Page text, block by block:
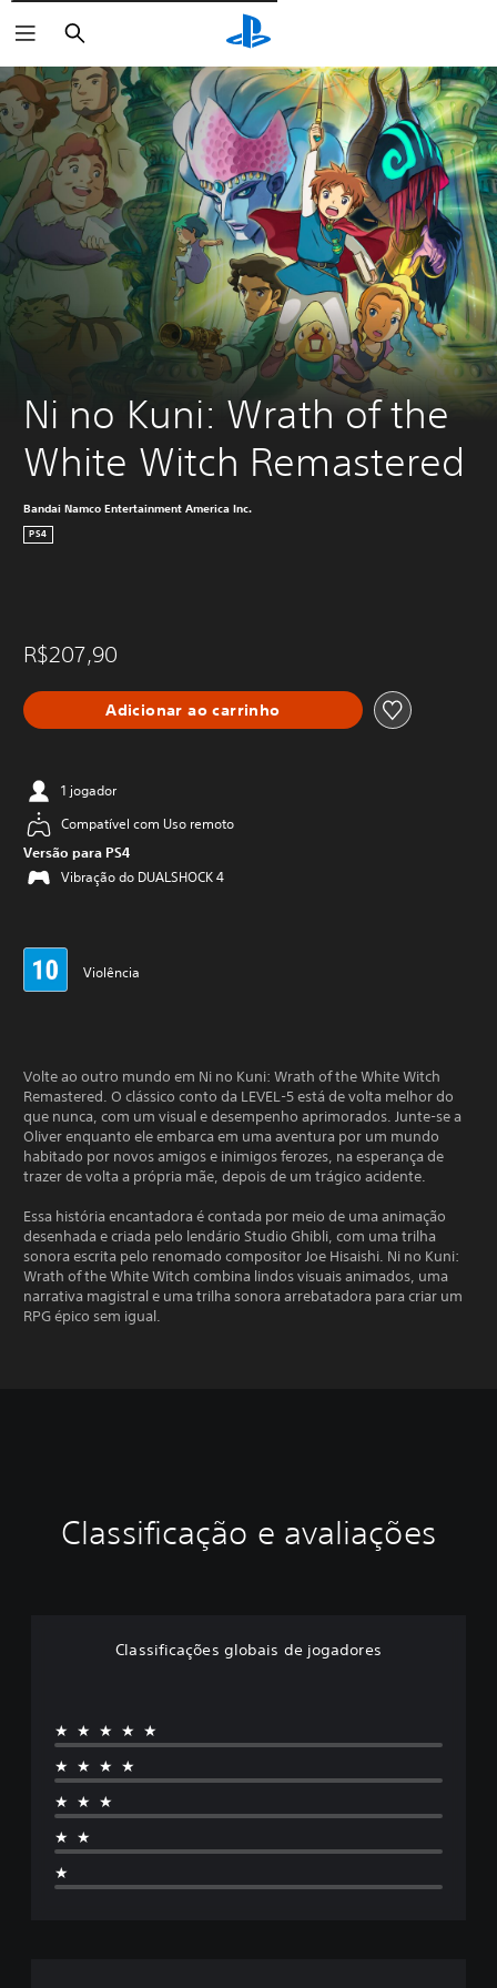
Pesquisar
Ni no Kuni: Wrath of the
White Witch Remastered
Bandai Namco Entertainment America Inc.
PS4
R$207,90
Adicionar ao carrinho
1 jogador
Compatível com Uso remoto
Versão para PS4
Vibração do DUALSHOCK 4
Violência
Volte ao outro mundo em Ni no Kuni: Wrath of the White Witch
Remastered. O clássico conto da LEVEL-5 está de volta melhor do
que nunca, com um visual e desempenho aprimorados. Junte-se a
Oliver enquanto ele embarca em uma aventura por um mundo
habitado por novos amigos e inimigos ferozes, na esperança de
trazer de volta a própria mãe, depois de um trágico acidente.
Essa história encantadora é contada por meio de uma animação
desenhada e criada pelo lendário Studio Ghibli, com uma trilha
sonora escrita pelo renomado compositor Joe Hisaishi. Ni no Kuni:
Wrath of the White Witch combina lindos visuais animados, uma
narrativa magistral e uma trilha sonora arrebatadora para criar um
RPG épico sem igual.
Classificação e avaliações
Classificações globais de jogadores
★★★★★
★★★★
★★★
★★
★